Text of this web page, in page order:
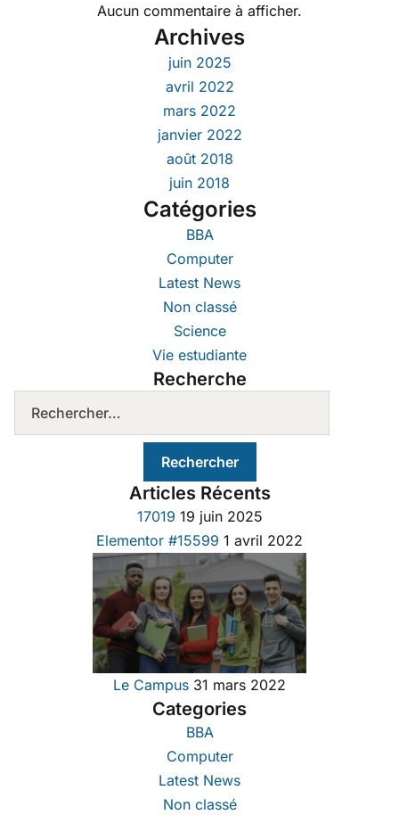
Aucun commentaire à afficher.
Archives
juin 2025
avril 2022
mars 2022
janvier 2022
août 2018
juin 2018
Catégories
BBA
Computer
Latest News
Non classé
Science
Vie estudiante
Recherche
Articles Récents
17019 19 juin 2025
Elementor #15599 1 avril 2022
Le Campus 31 mars 2022
Categories
BBA
Computer
Latest News
Non classé